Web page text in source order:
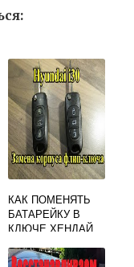
КАК ПОМЕНЯТЬ
БАТАРЕЙКУ В
КЛЮЧЕ ХЕНДАЙ